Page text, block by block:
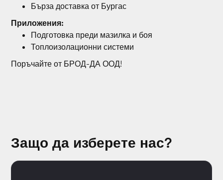
Бърза доставка от Бургас
Приложения:
Подготовка преди мазилка и боя
Топлоизолационни системи
Поръчайте от БРОД-ДА ООД!
Защо да изберете нас?